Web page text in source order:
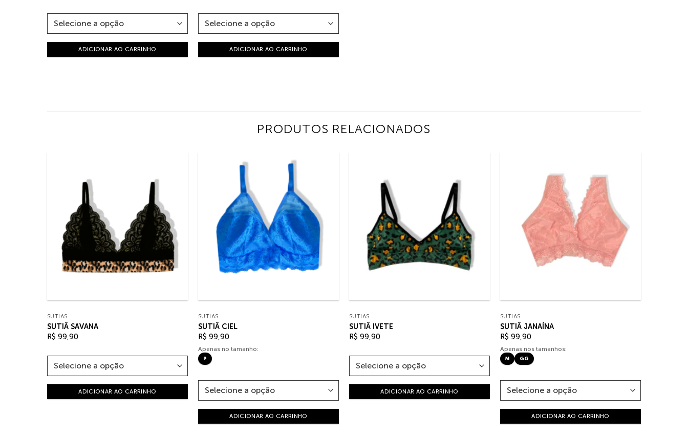
ADICIONAR AO CARRINHO ADICIONAR AO CARRINHO
PRODUTOS RELACIONADOS
SUTIÃS
SUTIÃ SAVANA
R$ 99,90
ADICIONAR AO CARRINHO
SUTIÃS
SUTIÃ CIEL
R$ 99,90
Apenas no tamanho:
P
ADICIONAR AO CARRINHO
SUTIÃS
SUTIÃ IVETE
R$ 99,90
ADICIONAR AO CARRINHO
SUTIÃS
SUTIÃ JANAÍNA
R$ 99,90
Apenas nos tamanhos:
M GG
ADICIONAR AO CARRINHO